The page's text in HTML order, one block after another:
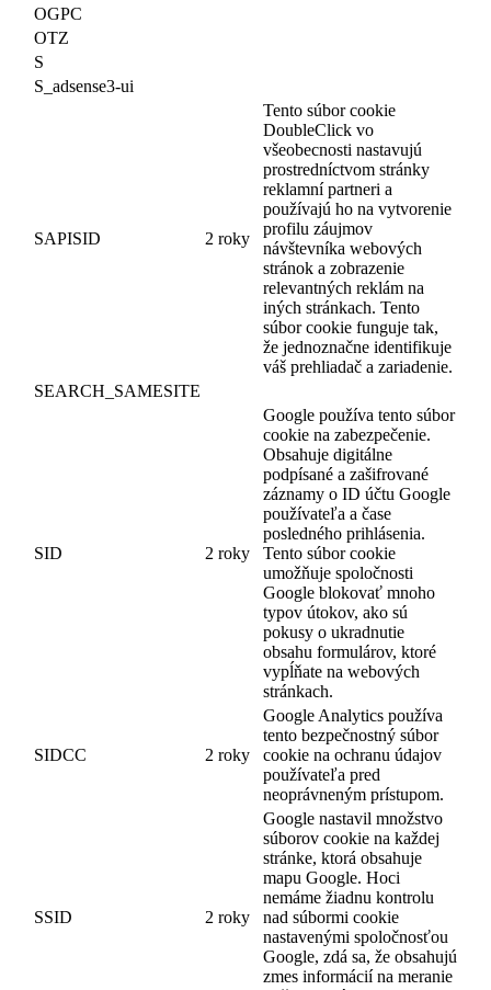
OGPC
OTZ
S
S_adsense3-ui
SAPISID 2 roky
Tento súbor cookie
DoubleClick vo
všeobecnosti nastavujú
prostredníctvom stránky
reklamní partneri a
používajú ho na vytvorenie
profilu záujmov
návštevníka webových
stránok a zobrazenie
relevantných reklám na
iných stránkach. Tento
súbor cookie funguje tak,
že jednoznačne identifikuje
váš prehliadač a zariadenie.
SEARCH_SAMESITE
SID 2 roky
Google používa tento súbor
cookie na zabezpečenie.
Obsahuje digitálne
podpísané a zašifrované
záznamy o ID účtu Google
používateľa a čase
posledného prihlásenia.
Tento súbor cookie
umožňuje spoločnosti
Google blokovať mnoho
typov útokov, ako sú
pokusy o ukradnutie
obsahu formulárov, ktoré
vypĺňate na webových
stránkach.
SIDCC 2 roky
Google Analytics používa
tento bezpečnostný súbor
cookie na ochranu údajov
používateľa pred
neoprávneným prístupom.
SSID 2 roky
Google nastavil množstvo
súborov cookie na každej
stránke, ktorá obsahuje
mapu Google. Hoci
nemáme žiadnu kontrolu
nad súbormi cookie
nastavenými spoločnosťou
Google, zdá sa, že obsahujú
zmes informácií na meranie